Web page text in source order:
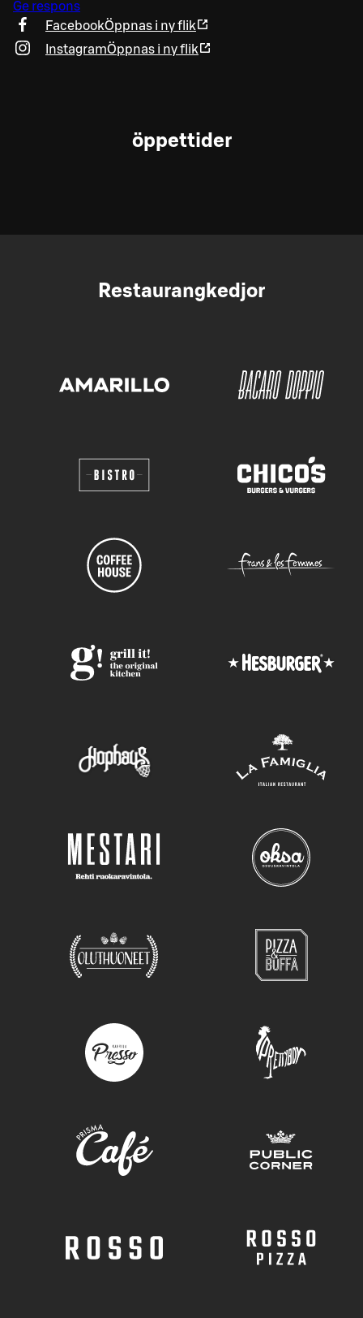
Ge respons
FacebookÖppnas i ny flik
InstagramÖppnas i ny flik
öppettider
Restaurangkedjor